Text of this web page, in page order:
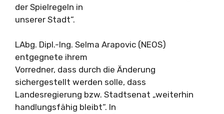
der Spielregeln in
unserer Stadt“.
LAbg. Dipl.-Ing. Selma Arapovic (NEOS)
entgegnete ihrem
Vorredner, dass durch die Änderung
sichergestellt werden solle, dass
Landesregierung bzw. Stadtsenat „weiterhin
handlungsfähig bleibt“. In